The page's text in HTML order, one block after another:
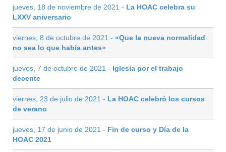
jueves, 18 de noviembre de 2021 - La HOAC celebra su
LXXV aniversario
viernes, 8 de octubre de 2021 - «Que la nueva normalidad
no sea lo que había antes»
jueves, 7 de octubre de 2021 - Iglesia por el trabajo
decente
viernes, 23 de julio de 2021 - La HOAC celebró los cursos
de verano
jueves, 17 de junio de 2021 - Fin de curso y Día de la
HOAC 2021